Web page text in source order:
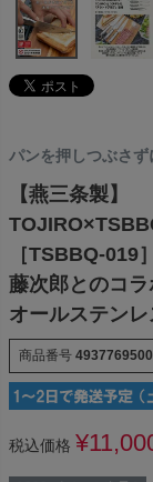
パンを押しつぶさず
【燕三条製】
［TSBBQ-019］
藤次郎とのコ
オールステン
商品番号
税込価格 ¥